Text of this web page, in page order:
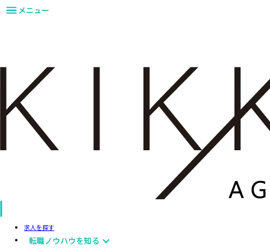
メニュー
求人を探す
転職ノウハウを知る